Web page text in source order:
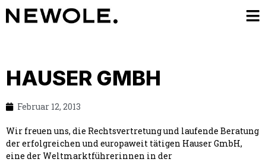
HAUSER GMBH
Februar 12, 2013
Wir freuen uns, die Rechtsvertretung und laufende Beratung
der erfolgreichen und europaweit tätigen Hauser GmbH,
eine der Weltmarktführerinnen in der